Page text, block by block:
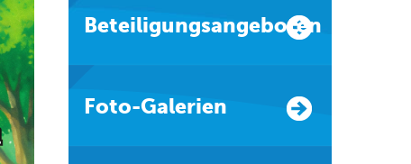
Beteiligungsangeboten
Foto-Galerien